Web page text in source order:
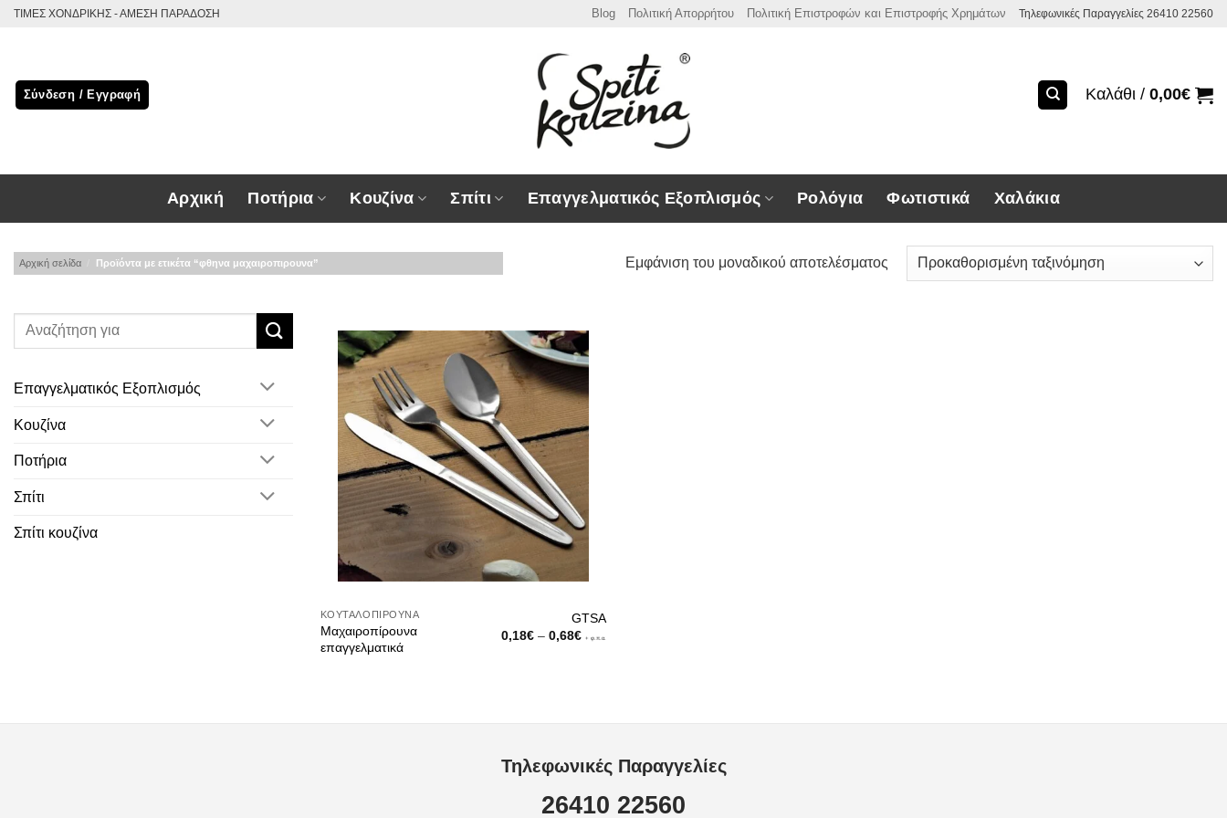
Μετάβαση
ΤΙΜΕΣ ΧΟΝΔΡΙΚΗΣ - ΑΜΕΣΗ ΠΑΡΑΔΟΣΗ Blog Πολιτική Απορρήτου Πολιτική Επιστροφών και Επιστροφής Χρημάτων Τηλεφωνικές Παραγγελίες 26410 22560
Σύνδεση / Εγγραφή Καλάθι / 0,00€
Αρχική Ποτήρια Κουζίνα Σπίτι Επαγγελματικός Εξοπλισμός Ρολόγια Φωτιστικά Χαλάκια
Αρχική σελίδα Προϊόντα με ετικέτα “φθηνα μαχαιροπιρουνα” Εμφάνιση του μοναδικού αποτελέσματος
Επαγγελματικός Εξοπλισμός
Κουζίνα
Ποτήρια
Σπίτι
Σπίτι κουζίνα
ΚΟΥΤΑΛΟΠΊΡΟΥΝΑ
Μαχαιροπίρουνα
επαγγελματικά
GTSA
0,18€ – 0,68€Price
+ φ.π.α.
Τηλεφωνικές Παραγγελίες
26410 22560